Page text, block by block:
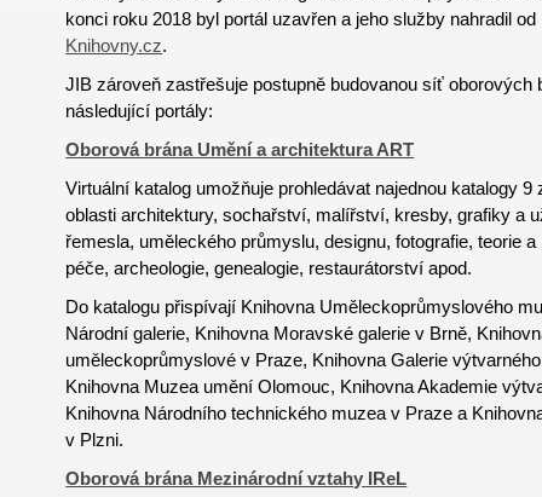
konci roku 2018 byl portál uzavřen a jeho služby nahradil
Knihovny.cz.
JIB zároveň zastřešuje postupně budovanou síť oborových
následující portály:
Oborová brána Umění a architektura ART
Virtuální katalog umožňuje prohledávat najednou katalogy
oblasti architektury, sochařství, malířství, kresby, grafiky a
řemesla, uměleckého průmyslu, designu, fotografie, teorie
péče, archeologie, genealogie, restaurátorství apod.
Do katalogu přispívají Knihovna Uměleckoprůmyslového
Národní galerie, Knihovna Moravské galerie v Brně,
uměleckoprůmyslové v Praze, Knihovna Galerie
Knihovna Muzea umění Olomouc, Knihovna Akademie
Knihovna Národního technického muzea v Praze a
v Plzni.
Oborová brána Mezinárodní vztahy IReL